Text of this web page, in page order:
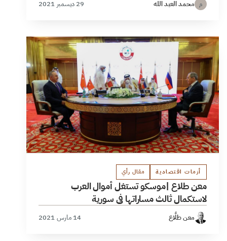
م محمد العبد الله 29 ديسمبر 2021
أزمات اقتصادية مقال رأي
معن طلاع |موسكو تستغل أموال العرب
لاستكمال ثالث مساراتها في سورية
معن طلَّاع 14 مارس 2021